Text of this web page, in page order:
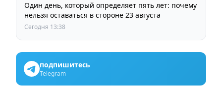
Один день, который определяет пять лет: почему
нельзя оставаться в стороне 23 августа
Сегодня 13:38
подпишитесь
Telegram